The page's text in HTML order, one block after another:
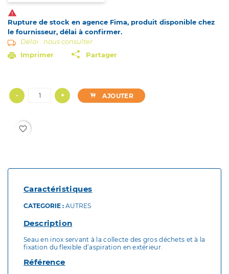

Rupture de stock en agence Fima, produit disponible chez
le fournisseur, délai à confirmer.
Délai : nous consulter
Imprimer
Partager
- + AJOUTER
favorite_border
Caractéristiques
CATEGORIE : AUTRES
Description
Seau en inox servant à la collecte des gros déchets et à la
fixation du flexible d’aspiration en extérieur.
Référence